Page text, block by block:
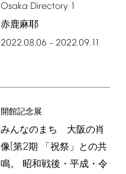
Osaka Directory 1
赤鹿麻耶
2022.08.06– 2022.09.11
開館記念展
みんなのまち 大阪の肖
像[第2期 「祝祭」との共
鳴。 昭和戦後・平成・令